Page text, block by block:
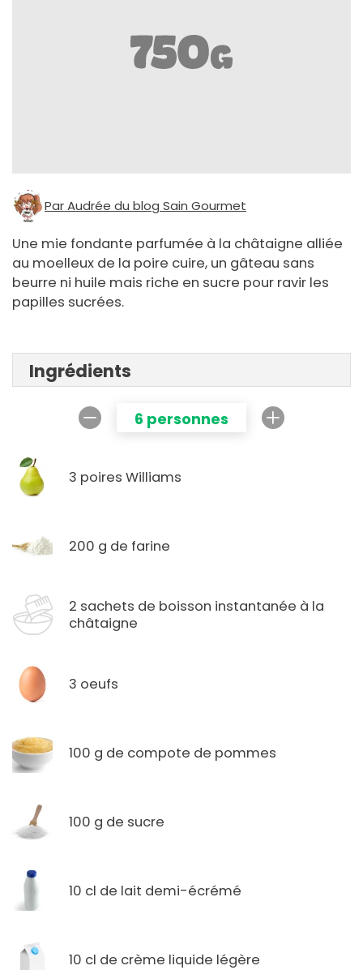
Par Audrée du blog Sain Gourmet
Une mie fondante parfumée à la châtaigne alliée
au moelleux de la poire cuire, un gâteau sans
beurre ni huile mais riche en sucre pour ravir les
papilles sucrées.
Ingrédients
6 personnes
3 poires Williams
200 g de farine
2 sachets de boisson instantanée à la
châtaigne
3 oeufs
100 g de compote de pommes
100 g de sucre
10 cl de lait demi-écrémé
10 cl de crème liquide légère